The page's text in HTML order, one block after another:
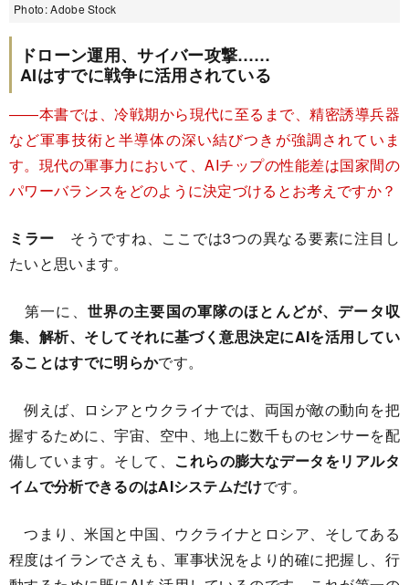
Photo: Adobe Stock
ドローン運用、サイバー攻撃……
AIはすでに戦争に活用されている
――本書では、冷戦期から現代に至るまで、精密誘導兵器
など軍事技術と半導体の深い結びつきが強調されていま
す。現代の軍事力において、AIチップの性能差は国家間の
パワーバランスをどのように決定づけるとお考えですか？
ミラー そうですね、ここでは3つの異なる要素に注目し
たいと思います。
第一に、 世界の主要国の軍隊のほとんどが、データ収
集、解析、そしてそれに基づく意思決定にAIを活用してい
ることはすでに明らかです。
例えば、ロシアとウクライナでは、両国が敵の動向を把
握するために、宇宙、空中、地上に数千ものセンサーを配
備しています。そして、 これらの膨大なデータをリアルタ
イムで分析できるのはAIシステムだけです。
つまり、米国と中国、ウクライナとロシア、そしてある
程度はイランでさえも、軍事状況をより的確に把握し、行